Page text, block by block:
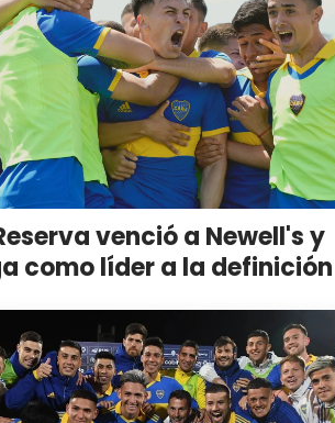
venció a Newell's y
como líder a la definición